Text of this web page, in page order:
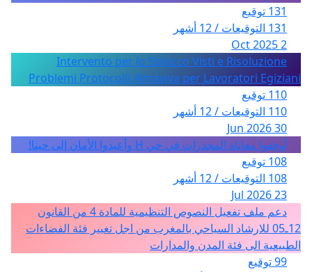
131 توقيع
131 التوقيعات / 12 أشهر
2 Oct 2025
Intervento per lo Sblocco Visti e Risoluzione
Problemi Protocolli Almaviva per Lavoratori Egiziani
110 توقيع
110 التوقيعات / 12 أشهر
30 Jun 2026
أوقفوا معاناة المخدرات في حي H وأعيدوا الأمان إلى حينا!
108 توقيع
108 التوقيعات / 12 أشهر
23 Jul 2026
دعم ملف تفعيل النصوص التنظيمية للمادة 4 من القانون
12ـ05 للارشاد السياحي بالمغرب من اجل تغيير فئة الفضاءات
الطبيعية الى فئة المدن والمدارات
99 توقيع